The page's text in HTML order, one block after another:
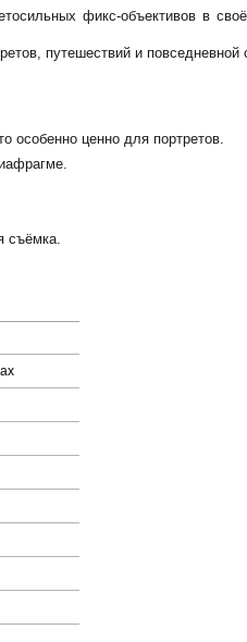
фикс-объективов в
путешествий и повседневной
особенно ценно для портретов.
съёмка.